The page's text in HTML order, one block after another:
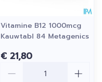
Vitamine B12 1000mcg
Kauwtabl 84 Metagenics
€ 21,80